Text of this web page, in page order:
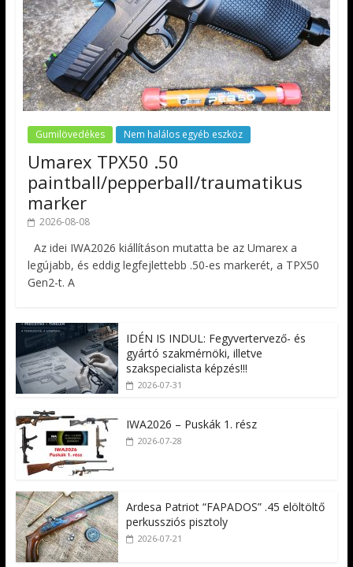
Gumilövedékes Nem halálos egyéb eszköz
Umarex TPX50 .50
paintball/pepperball/traumatikus
marker
2026-08-08
Az idei IWA2026 kiállításon mutatta be az Umarex a
legújabb, és eddig legfejlettebb .50-es markerét, a TPX50
Gen2-t. A
IDÉN IS INDUL: Fegyvertervező- és
gyártó szakmérnöki, illetve
szakspecialista képzés!!!
2026-07-31
IWA2026 – Puskák 1. rész
2026-07-28
Ardesa Patriot “FAPADOS” .45 elöltöltő
perkussziós pisztoly
2026-07-21